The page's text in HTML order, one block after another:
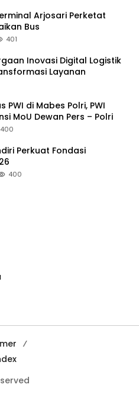
Arjosari Perketat
Bus
401
Inovasi Digital Logistik
Layanan
PWI di Mabes Polri, PWI
MoU Dewan Pers – Polri
400
Perkuat Fondasi
400